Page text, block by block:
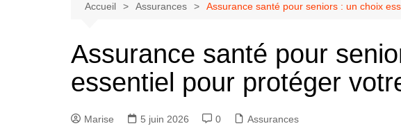
Accueil Assurances Assurance santé pour seniors : un choix
Assurance santé pour
essentiel pour protéger
Marise 5 juin 2026 0 Assurances